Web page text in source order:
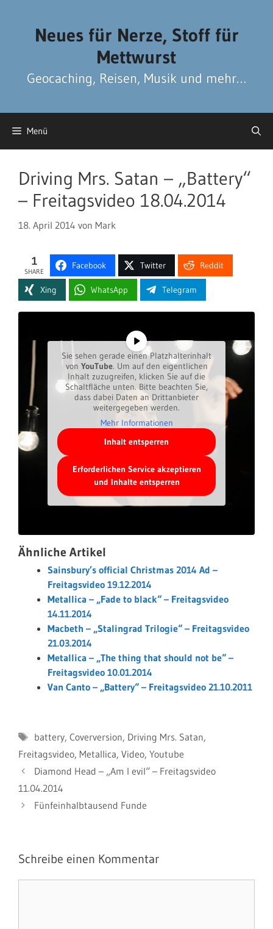
Neues für Nerze, Stoff für
Mettwurst
Geocaching, Reisen, Musik und mehr…
Menü
Driving Mrs. Satan – „Battery“
– Freitagsvideo 18.04.2014
18. April 2014 von Mark
1
SHARE
Facebook Twitter Reddit
Xing WhatsApp Telegram
Sie sehen gerade einen Platzhalterinhalt
von YouTube. Um auf den eigentlichen
Inhalt zuzugreifen, klicken Sie auf die
Schaltfläche unten. Bitte beachten Sie,
dass dabei Daten an Drittanbieter
weitergegeben werden.
Mehr Informationen
Inhalt entsperren
Erforderlichen Service akzeptieren
und Inhalte entsperren
Ähnliche Artikel
Sainsbury’s official Christmas 2014 Ad –
Freitagsvideo 19.12.2014
Metallica – „Fade to black“ – Freitagsvideo
14.11.2014
Macbeth – „Stalingrad Trilogie“ – Freitagsvideo
21.03.2014
Metallica – „The thing that should not be“ –
Freitagsvideo 10.01.2014
Van Canto – „Battery“ – Freitagsvideo 21.10.2011
Schlagwörter
battery, Coverversion, Driving Mrs. Satan,
Freitagsvideo, Metallica, Video, Youtube
Diamond Head – „Am I evil“ – Freitagsvideo
11.04.2014
Fünfeinhalbtausend Funde
Schreibe einen Kommentar